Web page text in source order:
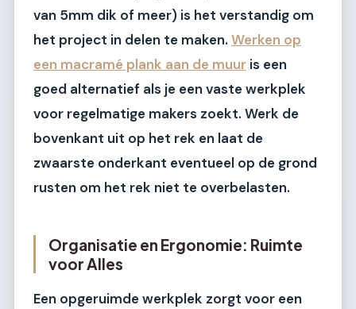
van 5mm dik of meer) is het verstandig om
het project in delen te maken. Werken op
een macramé plank aan de muur is een
goed alternatief als je een vaste werkplek
voor regelmatige makers zoekt. Werk de
bovenkant uit op het rek en laat de
zwaarste onderkant eventueel op de grond
rusten om het rek niet te overbelasten.
Organisatie en Ergonomie: Ruimte
voor Alles
Een opgeruimde werkplek zorgt voor een